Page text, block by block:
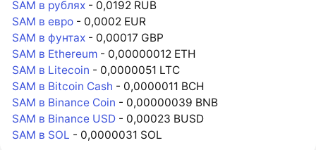
SAM в рублях - 0,0192 RUB
SAM в евро - 0,0002 EUR
SAM в фунтах - 0,00017 GBP
SAM в Ethereum - 0,00000012 ETH
SAM в Litecoin - 0,0000051 LTC
SAM в Bitcoin Cash - 0,0000011 BCH
SAM в Binance Coin - 0,00000039 BNB
SAM в Binance USD - 0,00023 BUSD
SAM в SOL - 0,0000031 SOL